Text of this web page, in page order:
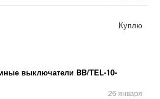
выключатели BB/TEL-10-
26 января
Куплю